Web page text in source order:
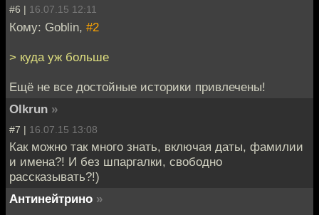
#6 | 16.07.15 12:11
Кому: Goblin, #2
> куда уж больше
Ещё не все достойные историки привлечены!
Olkrun »
#7 | 16.07.15 13:08
Как можно так много знать, включая даты, фамилии
и имена?! И без шпаргалки, свободно
рассказывать?!)
Антинейтрино »